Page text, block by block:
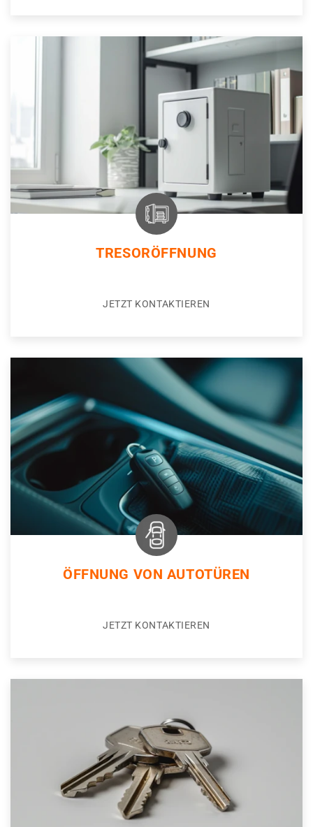
TRESORÖFFNUNG
JETZT KONTAKTIEREN
ÖFFNUNG VON AUTOTÜREN
JETZT KONTAKTIEREN